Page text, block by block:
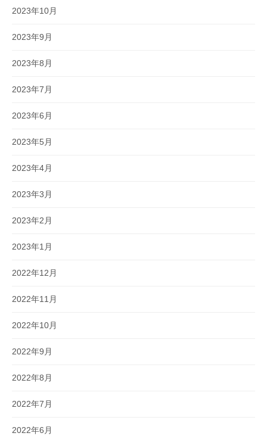
2023年10月
2023年9月
2023年8月
2023年7月
2023年6月
2023年5月
2023年4月
2023年3月
2023年2月
2023年1月
2022年12月
2022年11月
2022年10月
2022年9月
2022年8月
2022年7月
2022年6月